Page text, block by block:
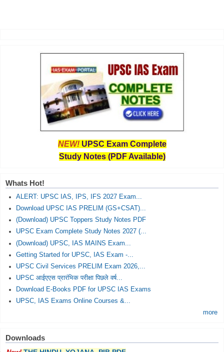
NEW! UPSC Exam Complete
Study Notes (PDF Available)
Whats Hot!
ALERT: UPSC IAS, IPS, IFS 2027 Exam...
Download UPSC IAS PRELIM (GS+CSAT)...
(Download) UPSC Toppers Study Notes PDF
UPSC Exam Complete Study Notes 2027 (...
(Download) UPSC, IAS MAINS Exam...
Getting Started for UPSC, IAS Exam -...
UPSC Civil Services PRELIM Exam 2026,...
UPSC आईएएस प्रारंभिक परीक्षा पिछले वर्ष...
Download E-Books PDF for UPSC IAS Exams
UPSC, IAS Exams Online Courses &...
more
Downloads